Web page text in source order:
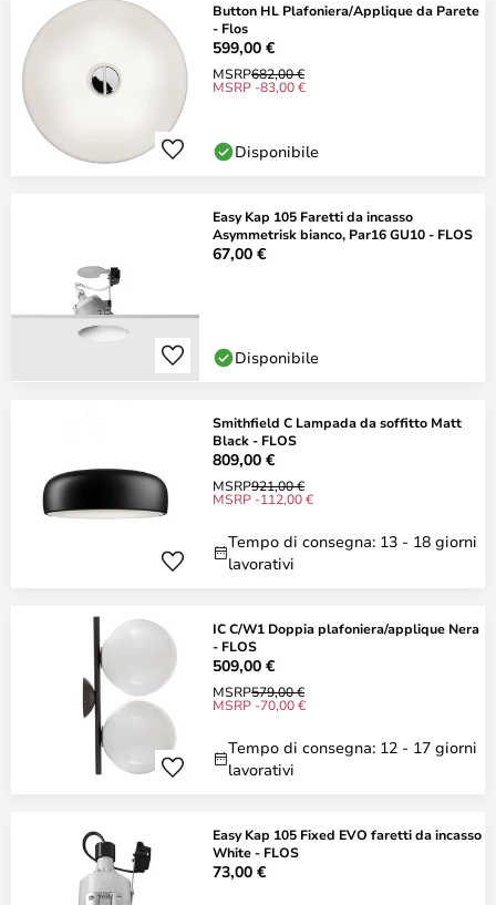
Button HL Plafoniera/Applique da Parete
- Flos
599,00 €
MSRP682,00 €
MSRP -83,00 €
Disponibile
Easy Kap 105 Faretti da incasso
Asymmetrisk bianco, Par16 GU10 - FLOS
67,00 €
Disponibile
Smithfield C Lampada da soffitto Matt
Black - FLOS
809,00 €
MSRP921,00 €
MSRP -112,00 €
Tempo di consegna: 13 - 18 giorni
lavorativi
IC C/W1 Doppia plafoniera/applique Nera
- FLOS
509,00 €
MSRP579,00 €
MSRP -70,00 €
Tempo di consegna: 12 - 17 giorni
lavorativi
Easy Kap 105 Fixed EVO faretti da incasso
White - FLOS
73,00 €